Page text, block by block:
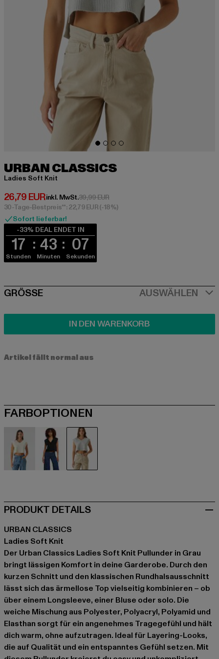
URBAN CLASSICS
Ladies Soft Knit
26,79 EUR
Derzeitiger Preis: 26,79 EUR
inkl. MwSt.39,99 EURAktionspreis: 39,99 EUR
30-Tage-Bestpreis**: 22,79 EUR(-18%)
Sofort lieferbar!
-33% DEAL ENDET IN
17
Stunden
43
Minuten
06
Sekunden
SIZE
GRÖSSE AUSWÄHLEN
IN DEN WARENKORB
Artikel fällt normal aus
FARBOPTIONEN
PRODUKT DETAILS
URBAN CLASSICS
Ladies Soft Knit
Der Urban Classics Ladies Soft Knit Pullunder in Grau
bringt lässigen Komfort in deine Garderobe. Durch den
kurzen Schnitt und den klassischen Rundhalsausschnitt
lässt sich das ärmellose Top vielseitig kombinieren – ob
über einem Longsleeve, einer Bluse oder solo. Die
weiche Mischung aus Polyester, Polyacryl, Polyamid und
Elasthan sorgt für ein angenehmes Tragegefühl und hält
dich warm, ohne aufzutragen. Ideal für Layering-Looks,
die auf Qualität und ein entspanntes Gefühl setzen. Mit